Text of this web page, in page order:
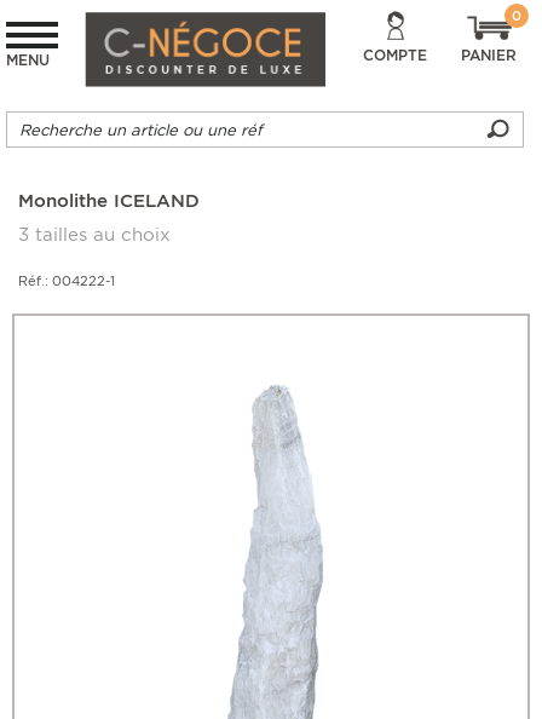
MENU COMPTE PANIER
0
Monolithe ICELAND
3 tailles au choix
Réf.: 004222-1